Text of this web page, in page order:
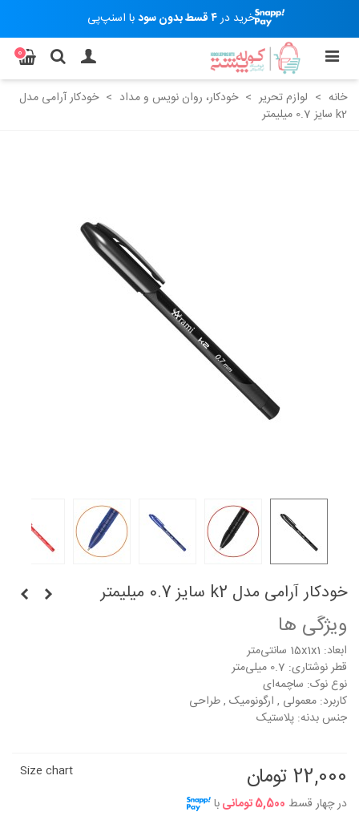
خرید در۴ قسط بدون سود با اسنپ‌پی
0
خانه > لوازم تحریر > خودکار، روان نویس و مداد > خودکار آرامی مدل
k2 سایز 0.7 میلیمتر
خودکار آرامی مدل k2 سایز 0.7 میلیمتر
ویژگی ها
ابعاد: 15x1x1 سانتی‌متر
قطر نوشتاری: 0.7 میلی‌متر
نوع نوک: ساچمه‌ای
کاربرد: معمولی , ارگونومیک , طراحی
جنس بدنه: پلاستیک
22,000 تومان
در چهار قسط 5,500 تومانی با
Size chart